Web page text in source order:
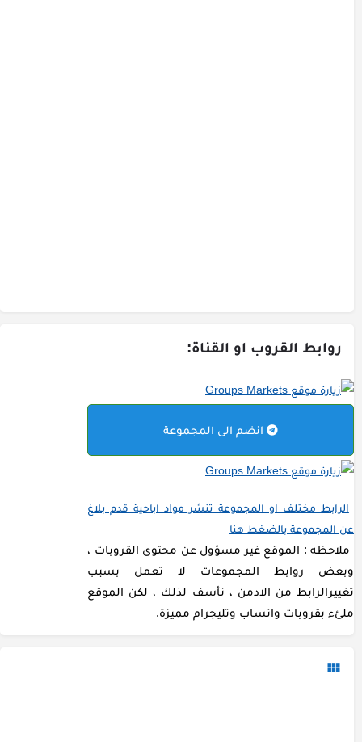
روابط القروب او القناة:
انضم الى المجموعة
الرابط مختلف او المجموعة تنشر مواد اباحية قدم بلاغ
عن المجموعة بالضغط هنا
ملاحظه : الموقع غير مسؤول عن محتوى القروبات ،
وبعض روابط المجموعات لا تعمل بسبب
تغييرالرابط من الادمن ، نأسف لذلك ، لكن الموقع
ملئء بقروبات واتساب وتليجرام مميزة.